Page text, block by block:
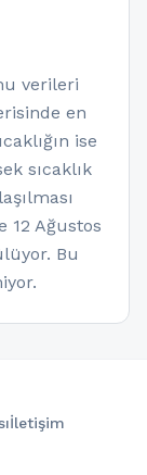
verileri
en
ise
sıcaklık
12 Ağustos
Bu
İletişim